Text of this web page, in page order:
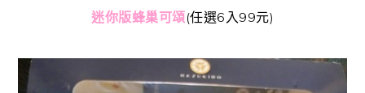
迷你版蜂巢可頌(任選6入99元)